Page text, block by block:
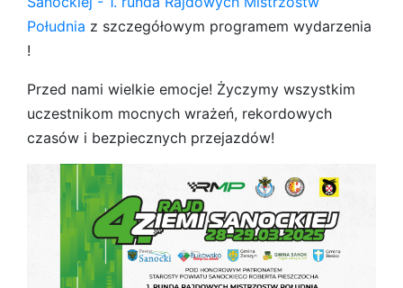
Południa z szczegółowym programem wydarzenia
!
Przed nami wielkie emocje! Życzymy wszystkim
uczestnikom mocnych wrażeń, rekordowych
czasów i bezpiecznych przejazdów!